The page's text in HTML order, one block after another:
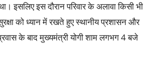
इसलिए इस दौरान परिवार के अलावा किसी भी
को ध्यान में रखते हुए स्थानीय प्रशासन और
के बाद मुख्यमंत्री योगी शाम लगभग 4 बजे